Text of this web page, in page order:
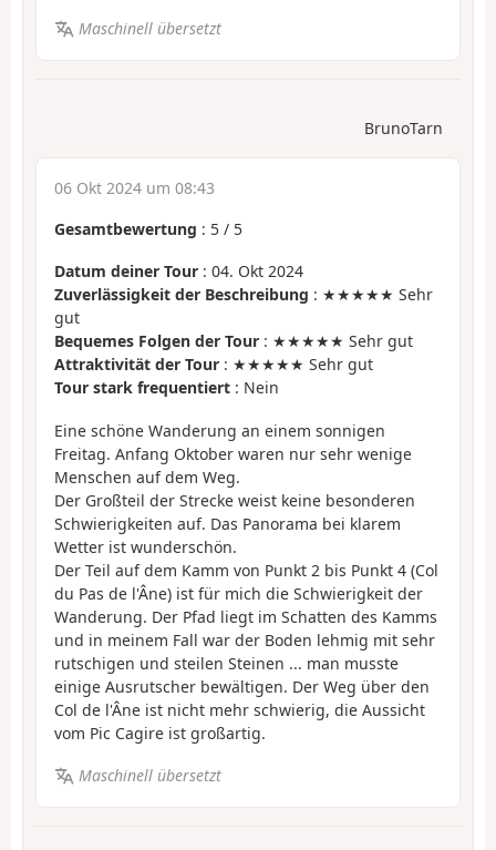
Maschinell übersetzt
BrunoTarn
06 Okt 2024 um 08:43
Gesamtbewertung : 5 / 5
Datum deiner Tour : 04. Okt 2024
Zuverlässigkeit der Beschreibung : ★★★★★ Sehr
gut
Bequemes Folgen der Tour : ★★★★★ Sehr gut
Attraktivität der Tour : ★★★★★ Sehr gut
Tour stark frequentiert : Nein
Eine schöne Wanderung an einem sonnigen
Freitag. Anfang Oktober waren nur sehr wenige
Menschen auf dem Weg.
Der Großteil der Strecke weist keine besonderen
Schwierigkeiten auf. Das Panorama bei klarem
Wetter ist wunderschön.
Der Teil auf dem Kamm von Punkt 2 bis Punkt 4 (Col
du Pas de l'Âne) ist für mich die Schwierigkeit der
Wanderung. Der Pfad liegt im Schatten des Kamms
und in meinem Fall war der Boden lehmig mit sehr
rutschigen und steilen Steinen ... man musste
einige Ausrutscher bewältigen. Der Weg über den
Col de l'Âne ist nicht mehr schwierig, die Aussicht
vom Pic Cagire ist großartig.
Maschinell übersetzt